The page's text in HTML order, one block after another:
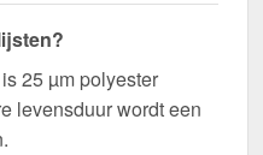
25 µm polyester
levensduur wordt een